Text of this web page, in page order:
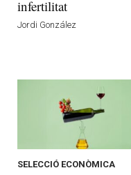
infertilitat
Jordi González
SELECCIÓ ECONÒMICA